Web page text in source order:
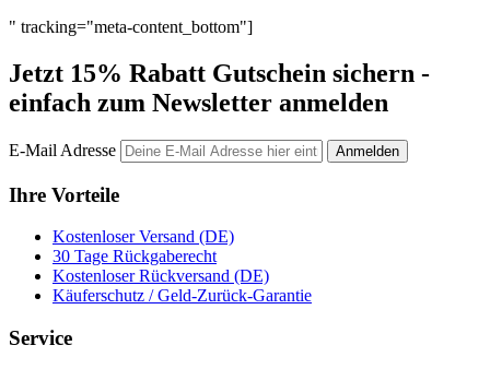
" tracking="meta-content_bottom"]
Jetzt 15% Rabatt Gutschein sichern -
einfach zum Newsletter anmelden
E-Mail Adresse Anmelden
Ihre Vorteile
Kostenloser Versand (DE)
30 Tage Rückgaberecht
Kostenloser Rückversand (DE)
Käuferschutz / Geld-Zurück-Garantie
Service